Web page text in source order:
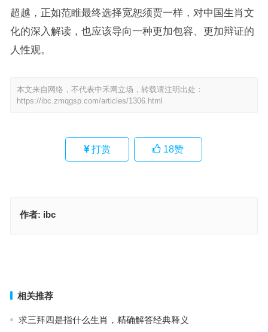
超越，正如范睢最终选择宽恕须贾一样，对中国生肖文
化的深入解读，也应该导向一种更加包容、更加辩证的
人性观。
本文来自网络，不代表中禾网立场，转载请注明出处：
https://ibc.zmqgsp.com/articles/1306.html
打赏 18赞
作者: ibc
相关推荐
求三拜四是指什么生肖，精确解答经典释义